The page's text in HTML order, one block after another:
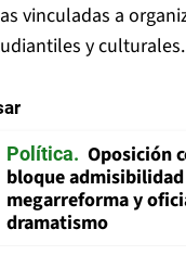
vinculadas a
y culturales.
Política
Oposición
bloque admisibilidad
megarreforma y
dramatismo